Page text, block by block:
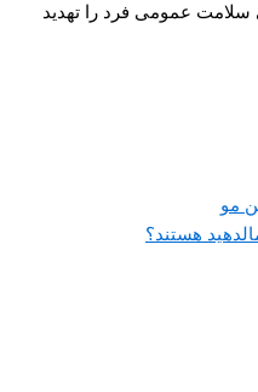
سلامت عمومی فرد را تهدید
مو
هستند؟